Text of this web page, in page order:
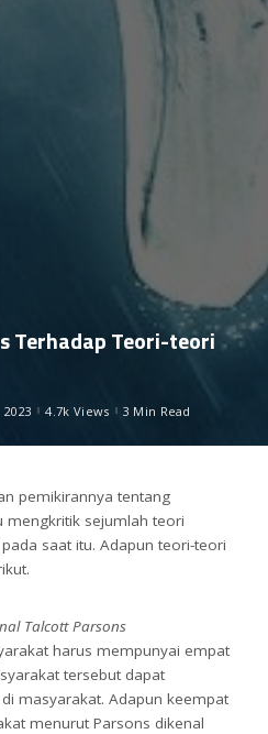
Terhadap Teori-teori
4.7k Views 3 Min Read
pemikirannya tentang
mengkritik sejumlah teori
saat itu. Adapun teori-teori
Talcott Parsons
harus mempunyai empat
tersebut dapat
masyarakat. Adapun keempat
menurut Parsons dikenal